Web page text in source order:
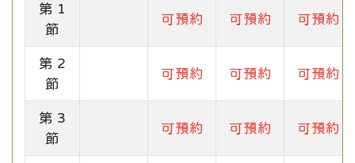
第 1
節
可預約 可預約 可預約
第 2
節
可預約 可預約 可預約
第 3
節
可預約 可預約 可預約